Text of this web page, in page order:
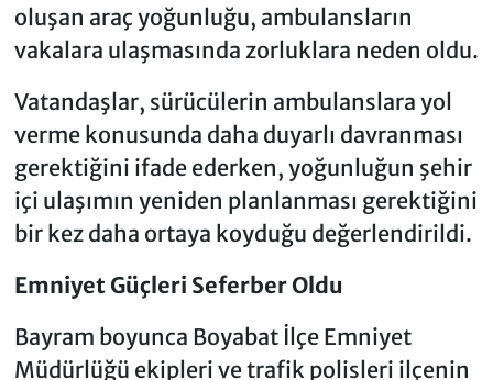
oluşan araç yoğunluğu, ambulansların
vakalara ulaşmasında zorluklara neden oldu.
Vatandaşlar, sürücülerin ambulanslara yol
verme konusunda daha duyarlı davranması
gerektiğini ifade ederken, yoğunluğun şehir
içi ulaşımın yeniden planlanması gerektiğini
bir kez daha ortaya koyduğu değerlendirildi.
Emniyet Güçleri Seferber Oldu
Bayram boyunca Boyabat İlçe Emniyet
Müdürlüğü ekipleri ve trafik polisleri ilçenin